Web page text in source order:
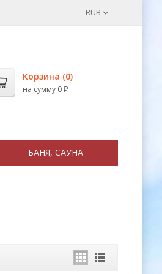
RUB
Корзина (0)
на сумму 0 ₽
БАНЯ, САУНА